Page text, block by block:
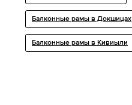
Балконные рамы в Докшицах
Балконные рамы в Кивиыли